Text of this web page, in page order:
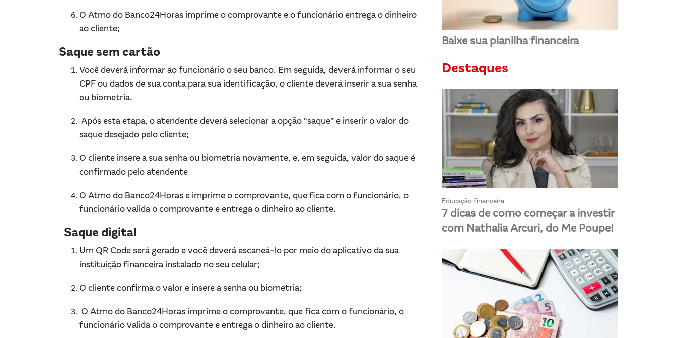
O Atmo do Banco24Horas imprime o comprovante e o funcionário entrega o dinheiro
ao cliente;
Saque sem cartão
Você deverá informar ao funcionário o seu banco. Em seguida, deverá informar o seu
CPF ou dados de sua conta para sua identificação, o cliente deverá inserir a sua senha
ou biometria.
Após esta etapa, o atendente deverá selecionar a opção “saque” e inserir o valor do
saque desejado pelo cliente;
O cliente insere a sua senha ou biometria novamente, e, em seguida, valor do saque é
confirmado pelo atendente
O Atmo do Banco24Horas e imprime o comprovante, que fica com o funcionário, o
funcionário valida o comprovante e entrega o dinheiro ao cliente.
Saque digital
Um QR Code será gerado e você deverá escaneá-lo por meio do aplicativo da sua
instituição financeira instalado no seu celular;
O cliente confirma o valor e insere a senha ou biometria;
O Atmo do Banco24Horas imprime o comprovante, que fica com o funcionário, o
funcionário valida o comprovante e entrega o dinheiro ao cliente.
Baixe sua planilha financeira
Destaques
Educação financeira
7 dicas de como começar a investir
com Nathalia Arcuri, do Me Poupe!